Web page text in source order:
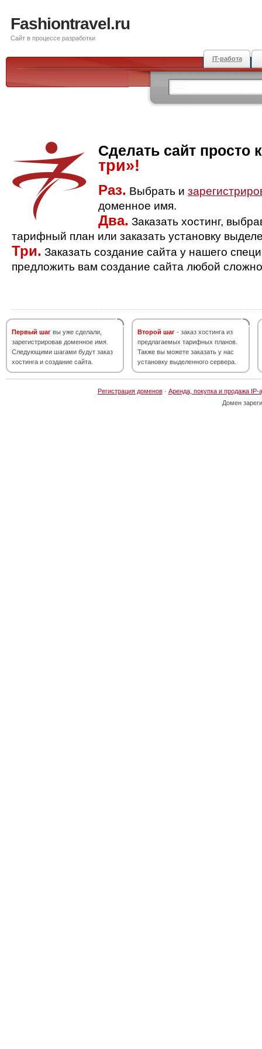
Fashiontravel.ru
Сайт в процессе разработки
IT-работа
Сделать сайт просто
три»!
Раз. Выбрать и
доменное имя.
Два. Заказать хостинг,
тарифный план или заказать установку
Три. Заказать создание сайта у нашего
предложить вам создание сайта любой
Первый шаг вы уже сделали,
зарегистрировав доменное имя.
Следующими шагами будут заказ
хостинга и создание сайта.
Второй шаг - заказ хостинга из
предлагаемых тарифных планов.
Также вы можете заказать у нас
установку выделенного сервера.
Регистрация доменов· Аренда, покупка и продажа IP-
Домен